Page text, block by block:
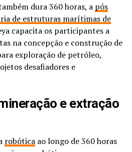
dura 360 horas, a pós
de estruturas marítimas de
capacita os participantes a
na concepção e construção de
exploração de petróleo,
desafiadores e
e extração
robóticaao longo de 360 horas